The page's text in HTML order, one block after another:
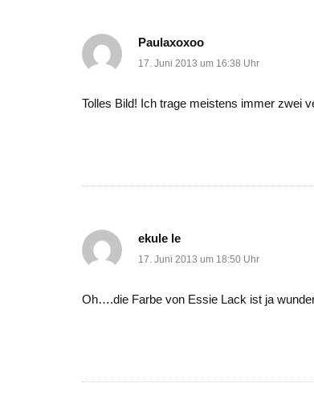
Paulaxoxoo
17. Juni 2013 um 16:38 Uhr
Tolles Bild! Ich trage meistens immer zwei
ekule le
17. Juni 2013 um 18:50 Uhr
Oh….die Farbe von Essie Lack ist ja